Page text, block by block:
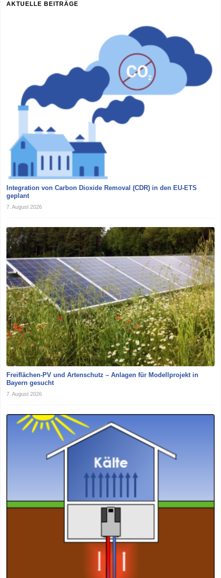
AKTUELLE BEITRÄGE
Integration von Carbon Dioxide Removal (CDR) in den EU-ETS
geplant
7. August 2026
Freiflächen-PV und Artenschutz – Anlagen für Modellprojekt in
Bayern gesucht
7. August 2026